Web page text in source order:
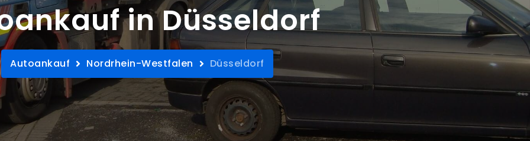
in Düsseldorf
Autoankauf Nordrhein-Westfalen Düsseldorf